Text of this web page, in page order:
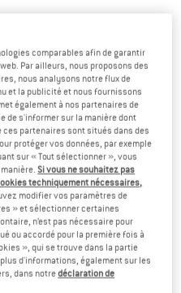
Informations sur les frais de
comparables afin de garantir
Par ailleurs, nous proposons des
nous analysons notre flux de
et la publicité et nous fournissons
également à nos partenaires de
de s'informer sur la manière dont
partenaires sont situés dans des
protéger vos données, par exemple
sur « Tout sélectionner », vous
manière.Si vous ne souhaitez pas
techniquement nécessaires,
modifier vos paramètres de
» et sélectionner certaines
n’est pas nécessaire pour
ou accordé pour la première fois à
», qui se trouve dans la partie
d'informations, également sur les
dans notredéclaration de